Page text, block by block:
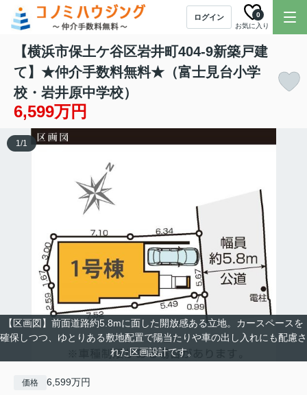
ログイン
お気に入り
0
【横浜市保土ケ谷区岩井町404-9新築戸建
て】★仲介手数料無料★（富士見台小学
校・岩井原中学校）
6,599万円
【区画図】前面道路約5.8mに面した開放感ある立地。カースペースを
確保しつつ、ゆとりある敷地配置で陽当たりや車の出し入れにも配慮さ
れた区画設計です。
1/1
価格 6,599万円